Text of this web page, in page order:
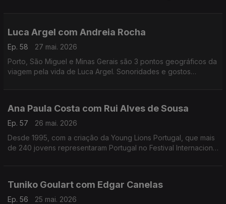
Luca Argel com Andreia Rocha
Ep. 58
27 mai. 2026
Porto, São Miguel e Minas Gerais são 3 pontos geográficos da
viagem pela vida de Luca Argel. Sonoridades e gostos
Ana Paula Costa com Rui Alves de Sousa
Ep. 57
26 mai. 2026
Desde 1995, com a criação da Young Lions Portugal, que mais
de 240 jovens representaram Portugal no Festival Internacional
Tuniko Goulart com Edgar Canelas
Ep. 56
25 mai. 2026